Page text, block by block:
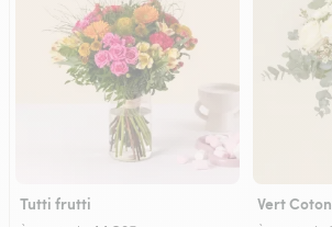
Tutti frutti Vert Coton